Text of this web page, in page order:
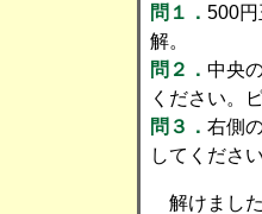
問１． 500
解。
問２． 中央
ください。
問３． 右側
してくださ
解けました